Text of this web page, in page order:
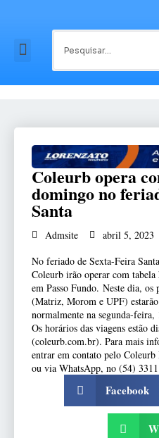
Coleurb opera
domingo no
Santa
Admsite abril 5, 2023
No feriado de Sexta-Feira
Coleurb irão operar com
em Passo Fundo. Neste dia, os
(Matriz, Morom e UPF)
normalmente na segunda-feira,
Os horários das viagens estão
(coleurb.com.br). Para mais
entrar em contato pelo Coleurb
ou via WhatsApp, no (54)
Facebook